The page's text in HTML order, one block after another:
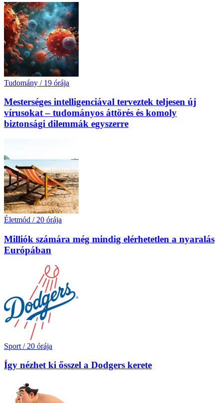
Tudomány / 19 órája
Mesterséges intelligenciával terveztek teljesen új
vírusokat – tudományos áttörés és komoly
biztonsági dilemmák egyszerre
Életmód / 20 órája
Milliók számára még mindig elérhetetlen a nyaralás
Európában
Sport / 20 órája
Így nézhet ki ősszel a Dodgers kerete